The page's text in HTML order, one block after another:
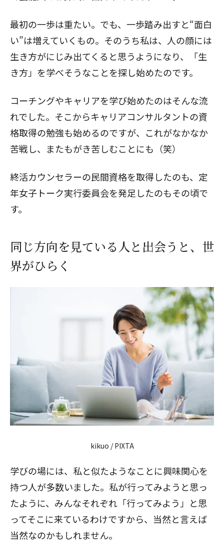
最初の一歩は重たい。でも、一歩踏み出すと“面白
い”は増えていくもの。そのうち私は、人の顔には
生き方がにじみ出てくると思うようになり、「生
き方」を学べそうなことを探し始めたのです。
コーチングやキャリアを学び始めたのはそんな流
れでした。そこからキャリアコンサルタントの資
格取得の勉強も始めるのですが、これがなかなか
苦戦し、またもがき苦しむことにも（笑）
終活カウンセラーの民間資格を取得したのも、定
年女子トーク実行委員会を発足したのもその頃で
す。
同じ方向を見ている人と出会うと、世
界がひらく
kikuo / PIXTA
学びの場には、私と似たようなことに興味関心を
持つ人が多数いました。私が行ってみようと思っ
たように、みんなそれぞれ「行ってみよう」と思
ってそこに来ているわけですから、当然と言えば
当然なのかもしれません。